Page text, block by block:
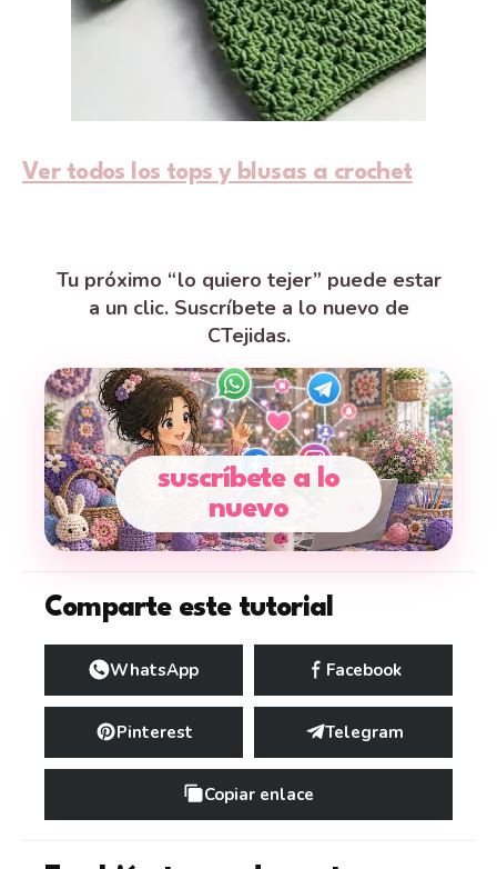
Ver todos los tops y blusas a crochet
Tu próximo “lo quiero tejer” puede estar
a un clic. Suscríbete a lo nuevo de
CTejidas.
suscríbete a lo
nuevo
Comparte este tutorial
WhatsApp Facebook
Pinterest Telegram
Copiar enlace